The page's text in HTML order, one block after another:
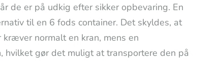
de er på udkig efter sikker opbevaring. En
til en 6 fods container. Det skyldes, at
normalt en kran, mens en
hvilket gør det muligt at transportere den på